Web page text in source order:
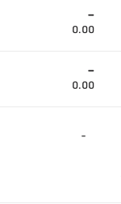
-
0.00
-
0.00
-